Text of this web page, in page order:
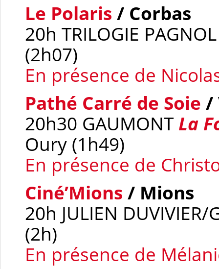
Le Polaris / Corbas
20h TRILOGIE
(2h07)
En présence de
Pathé Carré de Soie /
20h30 GAUMONT La
Oury (1h49)
En présence de
Ciné’Mions / Mions
20h JULIEN
(2h)
En présence de